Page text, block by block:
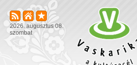
2026. augusztus 08.
szombat